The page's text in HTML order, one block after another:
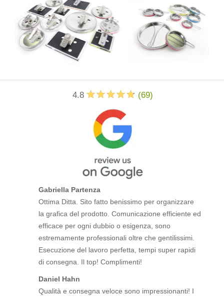
4.8 (69)
Gabriella Partenza
Ottima Ditta. Sito fatto benissimo per organizzare
la grafica del prodotto. Comunicazione efficiente ed
efficace per ogni dubbio o esigenza, sono
estremamente professionali oltre che gentilissimi.
Esecuzione del lavoro perfetta, tempi super rapidi
di consegna. Il top! Complimenti!
Daniel Hahn
Qualità e consegna veloce sono impressionanti! I